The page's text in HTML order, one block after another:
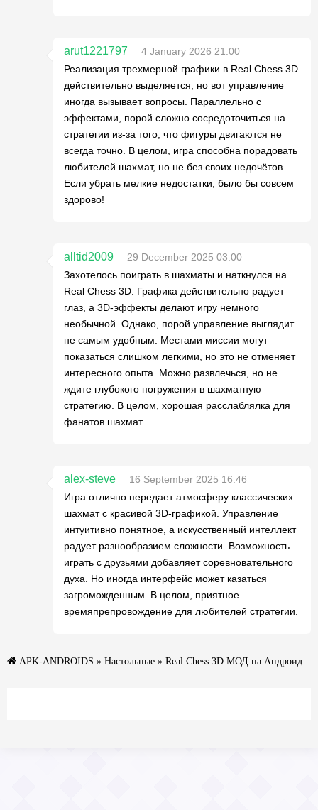
arut1221797
4 January 2026 21:00
Реализация трехмерной графики в Real Chess 3D
действительно выделяется, но вот управление
иногда вызывает вопросы. Параллельно с
эффектами, порой сложно сосредоточиться на
стратегии из-за того, что фигуры двигаются не
всегда точно. В целом, игра способна порадовать
любителей шахмат, но не без своих недочётов.
Если убрать мелкие недостатки, было бы совсем
здорово!
alltid2009
29 December 2025 03:00
Захотелось поиграть в шахматы и наткнулся на
Real Chess 3D. Графика действительно радует
глаз, а 3D-эффекты делают игру немного
необычной. Однако, порой управление выглядит
не самым удобным. Местами миссии могут
показаться слишком легкими, но это не отменяет
интересного опыта. Можно развлечься, но не
ждите глубокого погружения в шахматную
стратегию. В целом, хорошая расслаблялка для
фанатов шахмат.
alex-steve
16 September 2025 16:46
Игра отлично передает атмосферу классических
шахмат с красивой 3D-графикой. Управление
интуитивно понятное, а искусственный интеллект
радует разнообразием сложности. Возможность
играть с друзьями добавляет соревновательного
духа. Но иногда интерфейс может казаться
загроможденным. В целом, приятное
времяпрепровождение для любителей стратегии.
APK-ANDROIDS » Настольные » Real Chess 3D МОД на Андроид